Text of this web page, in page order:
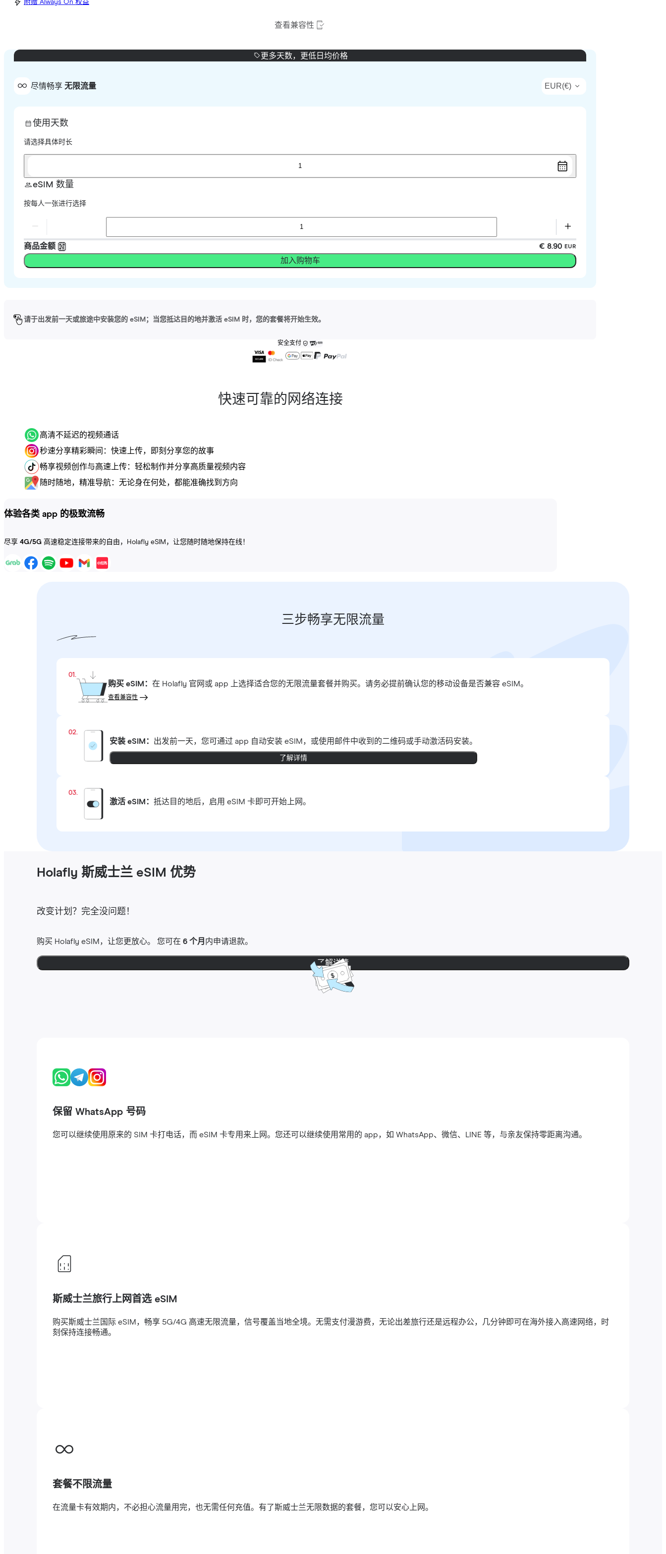
附赠 Always On 权益
查看兼容性
更多天数，更低日均价格
尽情畅享 无限流量 EUR(€)
使用天数
请选择具体时长
1
eSIM 数量
按每人一张进行选择
商品金额 € 8.90 EUR
加入购物车
请于出发前一天或旅途中安装您的 eSIM；当您抵达目的地并激活 eSIM 时，您的套餐将开始生效。
安全支付
快速可靠的网络连接
高清不延迟的视频通话
秒速分享精彩瞬间：快速上传，即刻分享您的故事
畅享视频创作与高速上传：轻松制作并分享高质量视频内容
随时随地，精准导航：无论身在何处，都能准确找到方向
体验各类 app 的极致流畅
尽享 4G/5G 高速稳定连接带来的自由，Holafly eSIM，让您随时随地保持在线！
三步畅享无限流量
01.
购买 eSIM：在 Holafly 官网或 app 上选择适合您的无限流量套餐并购买。请务必提前确认您的移动设备是否兼容 eSIM。
查看兼容性
02.
安装 eSIM： 出发前一天，您可通过 app 自动安装 eSIM，或使用邮件中收到的二维码或手动激活码安装。
了解详情
03.
激活 eSIM：抵达目的地后，启用 eSIM 卡即可开始上网。
Holafly 斯威士兰 eSIM 优势
改变计划？完全没问题！
购买 Holafly eSIM，让您更放心。 您可在6 个月 内申请退款。
了解详情
保留 WhatsApp 号码
您可以继续使用原来的 SIM 卡打电话，而 eSIM 卡专用来上网。您还可以继续使用常用的 app，如 WhatsApp、微信、LINE 等，与亲友保持零距离沟通。
斯威士兰旅行上网首选 eSIM
购买斯威士兰国际 eSIM，畅享 5G/4G 高速无限流量，信号覆盖当地全境。无需支付漫游费，无论出差旅行还是远程办公，几分钟即可在海外接入高速网络，时
刻保持连接畅通。
套餐不限流量
在流量卡有效期内，不必担心流量用完，也无需任何充值。有了斯威士兰无限数据的套餐，您可以安心上网。